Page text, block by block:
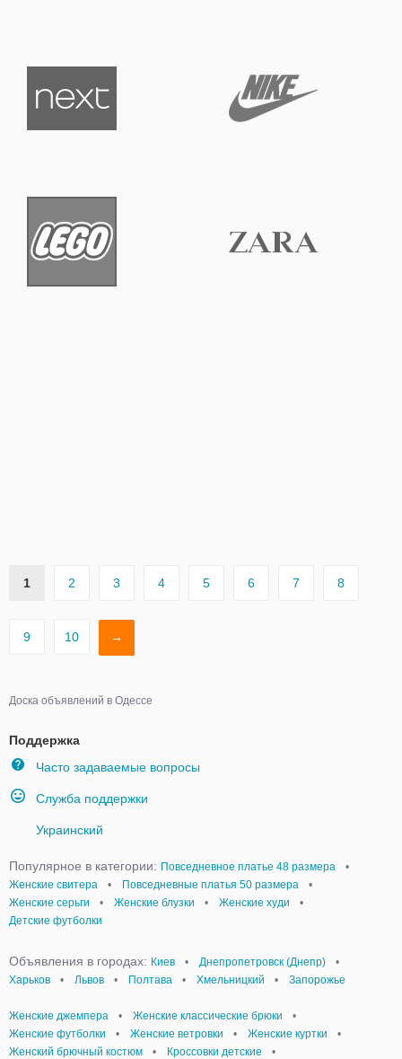
1 2 3 4 5 6 7 8
9 10 →
Доска объявлений в Одессе
Поддержка
Часто задаваемые вопросы
Служба поддержки
Украинский
Популярное в категории: Повседневное платье 48 размера
•
Женские свитера
• Повседневные платья 50 размера
•
Женские серьги
• Женские блузки • Женские худи
•
Детские футболки
Объявления в городах: Киев • Днепропетровск (Днепр)
•
Харьков
• Львов • Полтава • Хмельницкий • Запорожье
Женские джемпера • Женские классические брюки
•
Женские футболки
• Женские ветровки • Женские куртки
•
Женский брючный костюм
• Кроссовки детские
•